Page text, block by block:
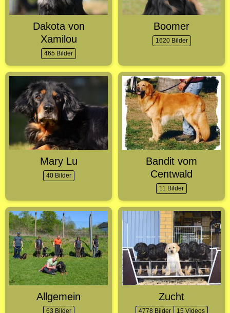
Dakota von
Xamilou
465 Bilder
Boomer
1620 Bilder
Mary Lu
40 Bilder
Bandit vom
Centwald
11 Bilder
Allgemein
63 Bilder
Zucht
4778 Bilder 15 Videos